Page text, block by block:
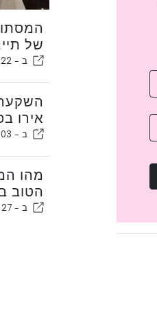
של
ב - 22 Aug 2025
אירו
ב - 03 Aug 2025
מהו
הטוב
ב - 27 Jul 2025